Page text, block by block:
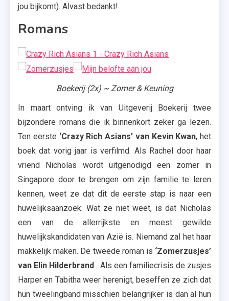
Clark
Belofte
Aan
Jou
,
Riverdale
,
Wilder
,
Zomer
jou bijkomt). Alvast bedankt!
Romans
Boekerij (2x) ~ Zomer & Keuning
In maart ontving ik van Uitgeverij Boekerij twee
bijzondere romans die ik binnenkort zeker ga lezen.
Ten eerste ‘Crazy Rich Asians’ van Kevin Kwan, het
boek dat vorig jaar is verfilmd. Als Rachel door haar
vriend Nicholas wordt uitgenodigd een zomer in
Singapore door te brengen om zijn familie te leren
kennen, weet ze dat dit de eerste stap is naar een
huwelijksaanzoek. Wat ze niet weet, is dat Nicholas
een van de allerrijkste en meest gewilde
huwelijkskandidaten van Azië is. Niemand zal het haar
makkelijk maken. De tweede roman is ‘Zomerzusjes’
van Elin Hilderbrand. Als een familiecrisis de zusjes
Harper en Tabitha weer herenigt, beseffen ze zich dat
hun tweelingband misschien belangrijker is dan al hun